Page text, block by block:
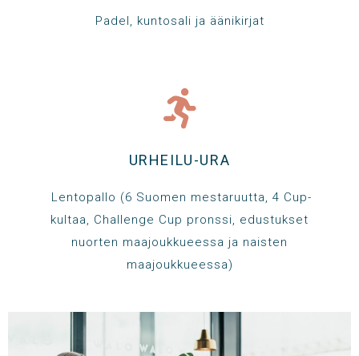
Padel, kuntosali ja äänikirjat
URHEILU-URA
Lentopallo (6 Suomen mestaruutta, 4 Cup-
kultaa, Challenge Cup pronssi, edustukset
nuorten maajoukkueessa ja naisten
maajoukkueessa)